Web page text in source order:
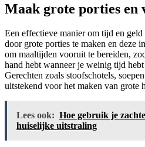
Maak grote porties en
Een effectieve manier om tijd en
door grote porties te maken en deze
om maaltijden vooruit te bereiden,
hand hebt wanneer je weinig tijd
Gerechten zoals stoofschotels,
uitstekend voor het maken van grote
Lees ook: Hoe gebruik je
huiselijke uitstraling